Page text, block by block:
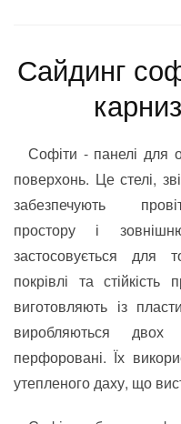
Сайдинг
Софіти - панелі для
поверхонь. Це стелі,
забезпечують
простору і
застосовується для
покрівлі та стійкість
виготовляють із
виробляються
перфоровані. Їх
утепленого даху, що